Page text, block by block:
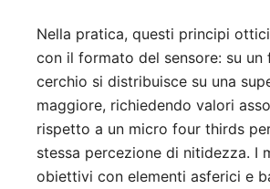
Nella pratica, questi principi
con il formato del sensore: su un
cerchio si distribuisce su una
maggiore, richiedendo valori
rispetto a un micro four thirds
stessa percezione di nitidezza. I
obiettivi con elementi asferici e